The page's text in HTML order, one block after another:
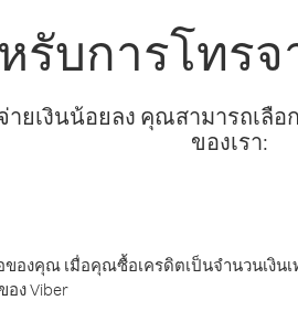
รับการโทร
ยเงินน้อยลง คุณสามารถเลื
ของเรา:
ของคุณ เมื่อคุณซื้อเครดิตเป็นจำนวนเงิ
ง Viber